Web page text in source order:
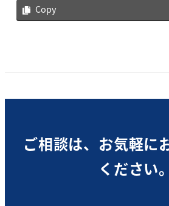
Copy
ご相談は、お気軽に
ください。